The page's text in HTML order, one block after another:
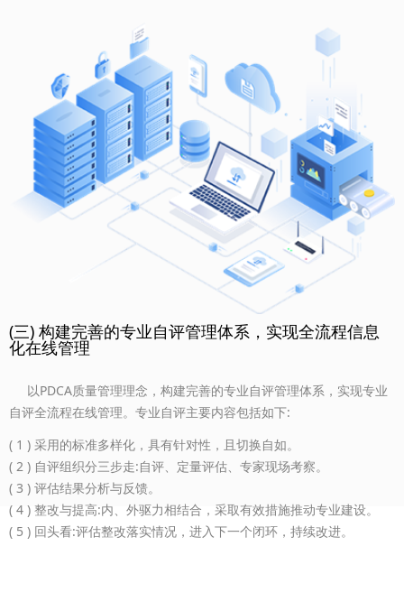
(三) 构建完善的专业自评管理体系，实现全流程信息
化在线管理
以PDCA质量管理理念，构建完善的专业自评管理体系，实现专业
自评全流程在线管理。专业自评主要内容包括如下:
( 1 ) 采用的标准多样化，具有针对性，且切换自如。
( 2 ) 自评组织分三步走:自评、定量评估、专家现场考察。
( 3 ) 评估结果分析与反馈。
( 4 ) 整改与提高:内、外驱力相结合，采取有效措施推动专业建设。
( 5 ) 回头看:评估整改落实情况，进入下一个闭环，持续改进。